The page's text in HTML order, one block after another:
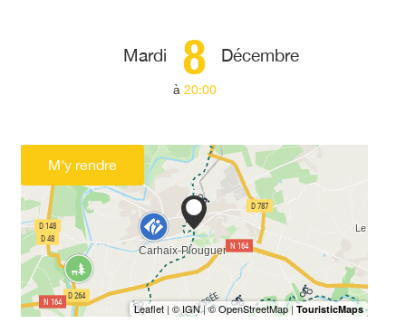
Mardi 8 Décembre
à 20:00
M'y rendre